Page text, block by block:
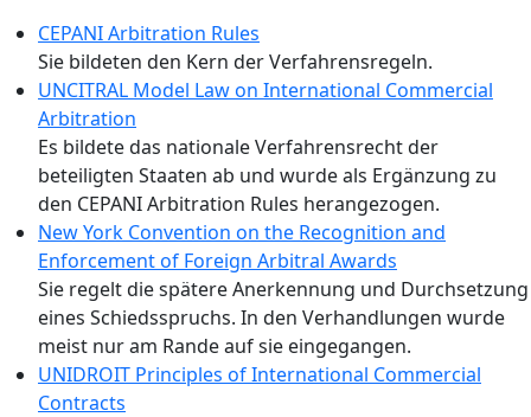
CEPANI Arbitration Rules
Sie bildeten den Kern der Verfahrensregeln.
UNCITRAL Model Law on International Commercial
Arbitration
Es bildete das nationale Verfahrensrecht der
beteiligten Staaten ab und wurde als Ergänzung zu
den CEPANI Arbitration Rules herangezogen.
New York Convention on the Recognition and
Enforcement of Foreign Arbitral Awards
Sie regelt die spätere Anerkennung und Durchsetzung
eines Schiedsspruchs. In den Verhandlungen wurde
meist nur am Rande auf sie eingegangen.
UNIDROIT Principles of International Commercial
Contracts